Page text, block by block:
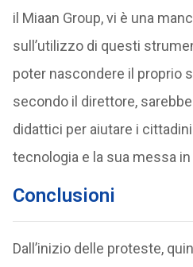
il Miaan Group, vi è una
sull’utilizzo di questi
poter nascondere il proprio
secondo il direttore,
didattici per aiutare i
tecnologia e la sua messa
Conclusioni
Dall’inizio delle proteste,